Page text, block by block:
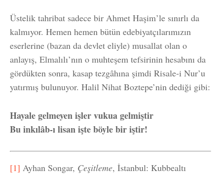
Üstelik tahribat sadece bir Ahmet Haşim’le sınırlı da
kalmıyor. Hemen hemen bütün edebiyatçılarımızın
eserlerine (bazan da devlet eliyle) musallat olan o
anlayış, Elmalılı’nın o muhteşem tefsirinin hesabını da
gördükten sonra, kasap tezgâhına şimdi Risale-i Nur’u
yatırmış bulunuyor. Halil Nihat Boztepe’nin dediği gibi:
Hayale gelmeyen işler vukua gelmiştir
Bu inkılâb-ı lisan işte böyle bir iştir!
[1] Ayhan Songar, Çeşitleme, İstanbul: Kubbealtı